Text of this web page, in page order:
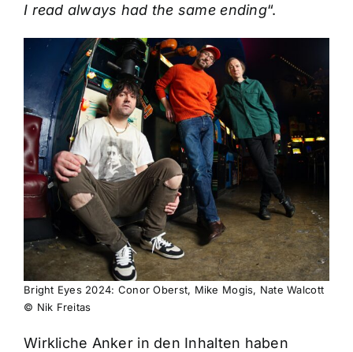
I read always had the same ending“.
Bright Eyes 2024: Conor Oberst, Mike Mogis, Nate Walcott
© Nik Freitas
Wirkliche Anker in den Inhalten haben